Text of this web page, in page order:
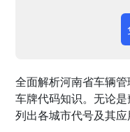
全面解析河南省车辆
车牌代码知识。无论
列出各城市代号及其